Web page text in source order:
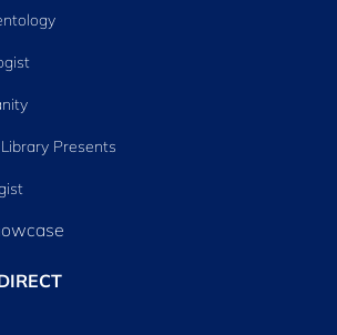
Presents